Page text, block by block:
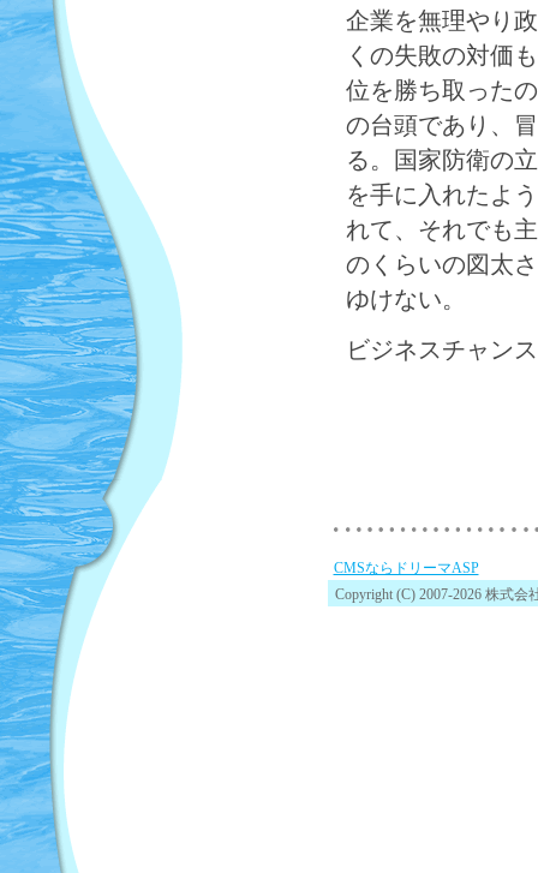
企業を無理やり
くの失敗の対価
位を勝ち取った
の台頭であり、
る。国家防衛の
を手に入れたよ
れて、それでも
のくらいの図太
ゆけない。
ビジネスチャン
CMSならドリーマASP
Copyright (C) 2007-2026 株式